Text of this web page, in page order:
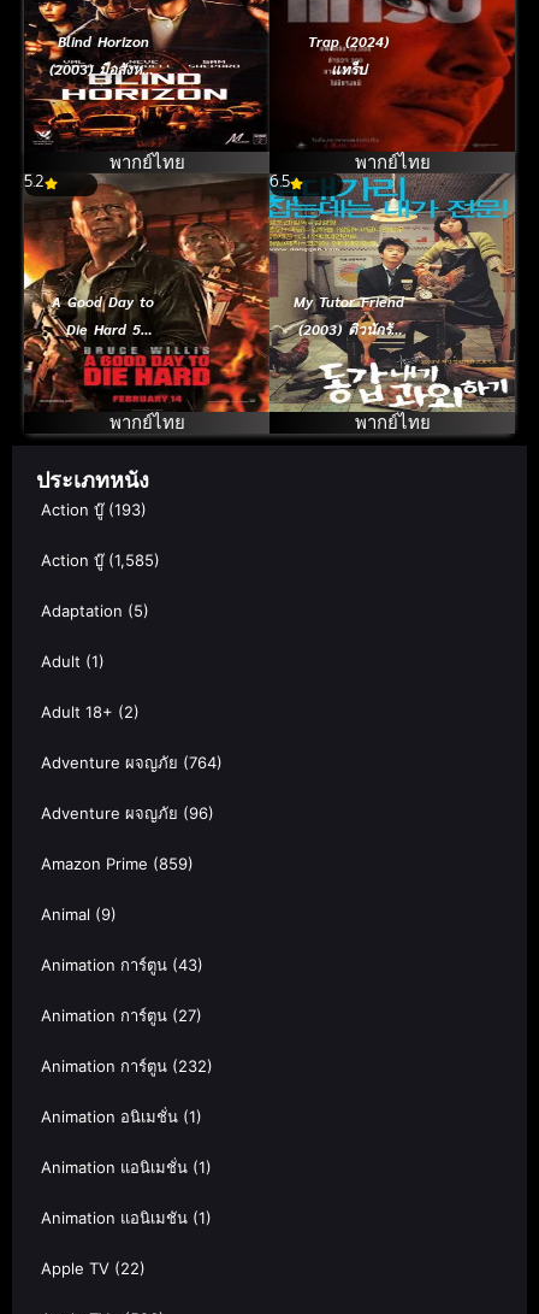
Blind Horizon
(2003) มือสังหาร
สลับร่าง
พากย์ไทย
Trap (2024)
แทร็ป
พากย์ไทย
5.2
A Good Day to
Die Hard 5
(2013) วันดีมหา
วินาศคนอึดตาย
ยากพากย์ไทย
6.5
My Tutor Friend
(2003) ติวนักรัก
ซะเลย
พากย์ไทย
ประเภทหนัง
Action บู๊(193)
Action บู๊(1,585)
Adaptation (5)
Adult (1)
Adult 18+ (2)
Adventure ผจญภัย (764)
Adventure ผจญภัย (96)
Amazon Prime (859)
Animal (9)
Animation การ์ตูน (43)
Animation การ์ตูน (27)
Animation การ์ตูน (232)
Animation อนิเมชั่น (1)
Animation แอนิเมชั่น (1)
Animation แอนิเมชัน (1)
Apple TV (22)